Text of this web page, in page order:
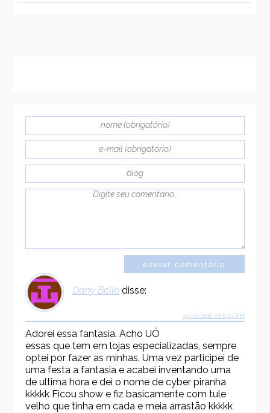
Dany Bello disse:
19/10/2016 ÀS 6:24 PM
Adorei essa fantasia. Acho UÓ
essas que tem em lojas especializadas, sempre
optei por fazer as minhas. Uma vez participei de
uma festa a fantasia e acabei inventando uma
de ultima hora e dei o nome de cyber piranha
kkkkk Ficou show e fiz basicamente com tule
velho que tinha em cada e meia arrastão kkkkk